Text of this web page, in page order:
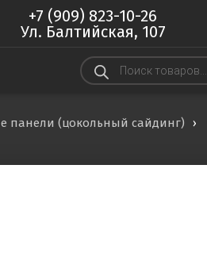
+7 (909) 823-10-26
Ул. Балтийская, 107
Поиск
товаров
панели (цокольный сайдинг)